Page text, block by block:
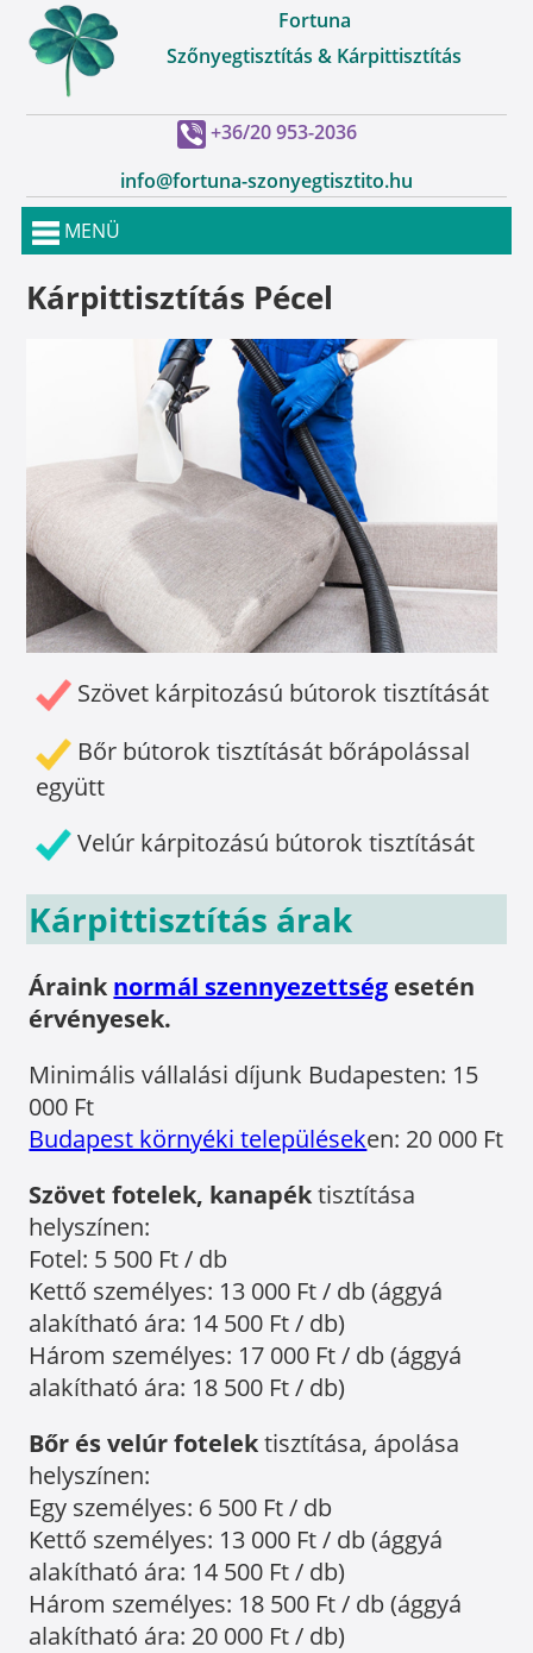
Fortuna
Szőnyegtisztítás & Kárpittisztítás
+36/20 953-2036
info@fortuna-szonyegtisztito.hu
MENÜ
Kárpittisztítás Pécel
Szövet kárpitozású bútorok tisztítását
Bőr bútorok tisztítását bőrápolással
együtt
Velúr kárpitozású bútorok tisztítását
Kárpittisztítás árak
Áraink normál szennyezettség esetén
érvényesek.
Minimális vállalási díjunk Budapesten: 15
000 Ft
Budapest környéki településeken: 20 000 Ft
Szövet fotelek, kanapéktisztítása
helyszínen:
Fotel: 5 500 Ft / db
Kettő személyes: 13 000 Ft / db (ággyá
alakítható ára: 14 500 Ft / db)
Három személyes: 17 000 Ft / db (ággyá
alakítható ára: 18 500 Ft / db)
Bőr és velúr fotelektisztítása, ápolása
helyszínen:
Egy személyes: 6 500 Ft / db
Kettő személyes: 13 000 Ft / db (ággyá
alakítható ára: 14 500 Ft / db)
Három személyes: 18 500 Ft / db (ággyá
alakítható ára: 20 000 Ft / db)